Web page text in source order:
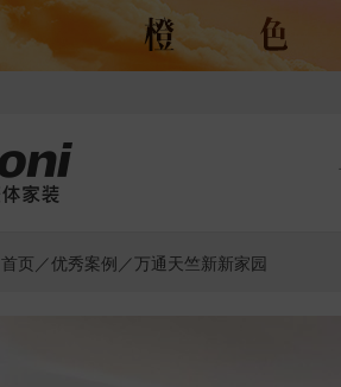
首页 ／优秀案例 ／万通天竺新新家园